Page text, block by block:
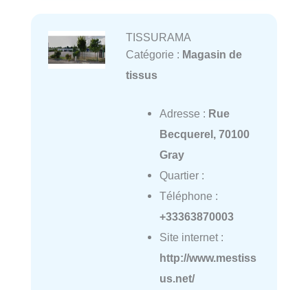
TISSURAMA
Catégorie : Magasin de
tissus
Adresse : Rue
Becquerel, 70100
Gray
Quartier :
Téléphone :
+33363870003
Site internet :
http://www.mestiss
us.net/